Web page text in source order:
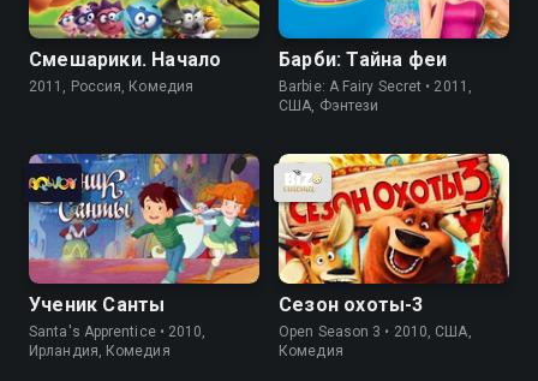
Смешарики. Начало
2011, Россия, Комедия
Барби: Тайна феи
Barbie: A Fairy Secret • 2011,
США, Фэнтези
Ученик Санты
Santa's Apprentice • 2010,
Ирландия, Комедия
Сезон охоты-3
Open Season 3 • 2010, США,
Комедия